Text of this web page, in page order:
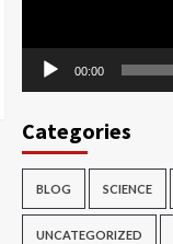
00:00
Categories
BLOG SCIENCE
UNCATEGORIZED